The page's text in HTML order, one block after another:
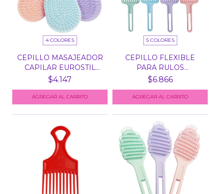
4 COLORES
CEPILLO MASAJEADOR
CAPILAR EUROSTIL
5012...
$4.147
AGREGAR AL CARRITO
5 COLORES
CEPILLO FLEXIBLE
PARA RULOS
FINGERBRUSH...
$6.866
AGREGAR AL CARRITO